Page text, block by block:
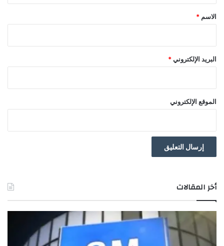
*
الاسم *
البريد الإلكتروني *
الموقع الإلكتروني
أخر المقالات